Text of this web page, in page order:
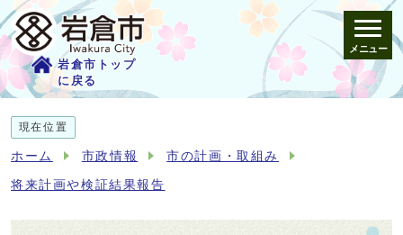
岩倉市トップ
に戻る
メニュー
現在位置
ホーム 市政情報 市の計画・取組み
将来計画や検証結果報告